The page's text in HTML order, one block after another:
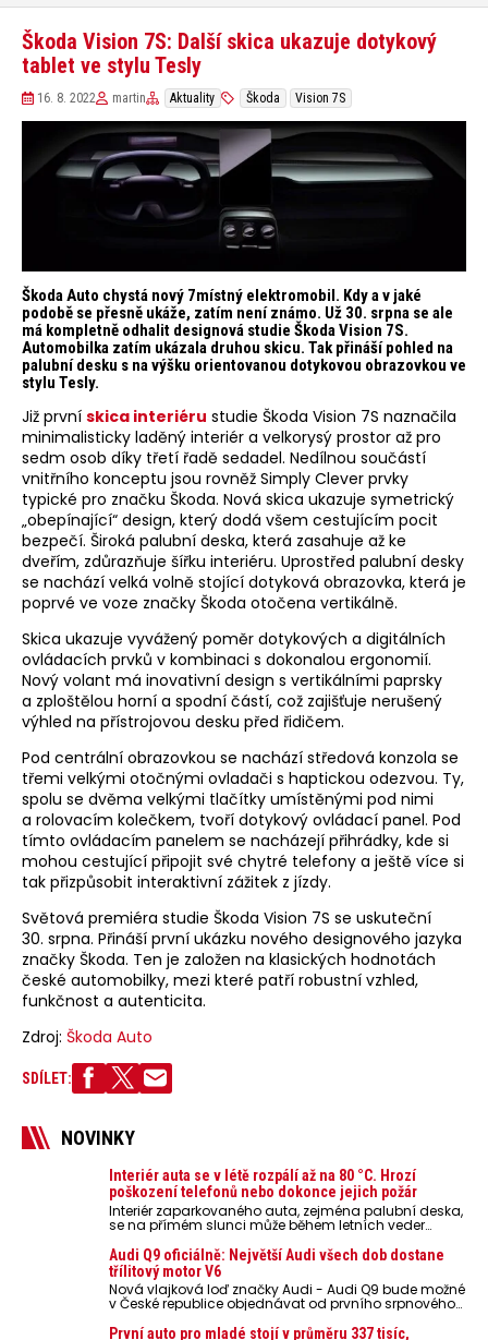
Škoda Vision 7S: Další skica ukazuje dotykový
tablet ve stylu Tesly
16. 8. 2022 martin Aktuality Škoda Vision 7S
Škoda Auto chystá nový 7místný elektromobil. Kdy a v jaké
podobě se přesně ukáže, zatím není známo. Už 30. srpna se ale
má kompletně odhalit designová studie Škoda Vision 7S.
Automobilka zatím ukázala druhou skicu. Tak přináší pohled na
palubní desku s na výšku orientovanou dotykovou obrazovkou ve
stylu Tesly.
Již první skica interiéru studie Škoda Vision 7S naznačila
minimalisticky laděný interiér a velkorysý prostor až pro
sedm osob díky třetí řadě sedadel. Nedílnou součástí
vnitřního konceptu jsou rovněž Simply Clever prvky
typické pro značku Škoda. Nová skica ukazuje symetrický
„obepínající“ design, který dodá všem cestujícím pocit
bezpečí. Široká palubní deska, která zasahuje až ke
dveřím, zdůrazňuje šířku interiéru. Uprostřed palubní desky
se nachází velká volně stojící dotyková obrazovka, která je
poprvé ve voze značky Škoda otočena vertikálně.
Skica ukazuje vyvážený poměr dotykových a digitálních
ovládacích prvků v kombinaci s dokonalou ergonomií.
Nový volant má inovativní design s vertikálními paprsky
a zploštělou horní a spodní částí, což zajišťuje nerušený
výhled na přístrojovou desku před řidičem.
Pod centrální obrazovkou se nachází středová konzola se
třemi velkými otočnými ovladači s haptickou odezvou. Ty,
spolu se dvěma velkými tlačítky umístěnými pod nimi
a rolovacím kolečkem, tvoří dotykový ovládací panel. Pod
tímto ovládacím panelem se nacházejí přihrádky, kde si
mohou cestující připojit své chytré telefony a ještě více si
tak přizpůsobit interaktivní zážitek z jízdy.
Světová premiéra studie Škoda Vision 7S se uskuteční
30. srpna. Přináší první ukázku nového designového jazyka
značky Škoda. Ten je založen na klasických hodnotách
české automobilky, mezi které patří robustní vzhled,
funkčnost a autenticita.
Zdroj: Škoda Auto
SDÍLET:
NOVINKY
Interiér auta se v létě rozpálí až na 80 °C. Hrozí
poškození telefonů nebo dokonce jejich požár
Interiér zaparkovaného auta, zejména palubní deska,
se na přímém slunci může během letních veder
nebezpečí pro odložené mobilní telefony, powerbanky
nebo notebooky. Můžou urychlit stárnutí baterií,
poškodit elektroniku a ve výjimečných případech i
zvýšit riziko požáru.
Audi Q9 oficiálně: Největší Audi všech dob dostane
třílitový motor V6
Nová vlajková loď značky Audi - Audi Q9 bude možné
v České republice objednávat od prvního srpnového
První auto pro mladé stojí v průměru 337 tisíc,